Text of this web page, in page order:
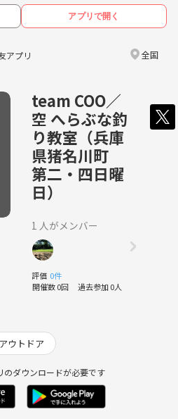
アプリで開く
アプリ 全国
team COO／
空 へらぶな釣
り教室（兵庫
県猪名川町
第二・四日曜
日）
1 人がメンバー
評価 0件
開催数 0回 過去参加 0人
アウトドア
のダウンロードが必要です